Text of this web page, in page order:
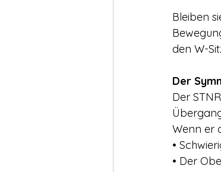
Bleiben
den W-
Der
Der
Wenn er
•
• Der